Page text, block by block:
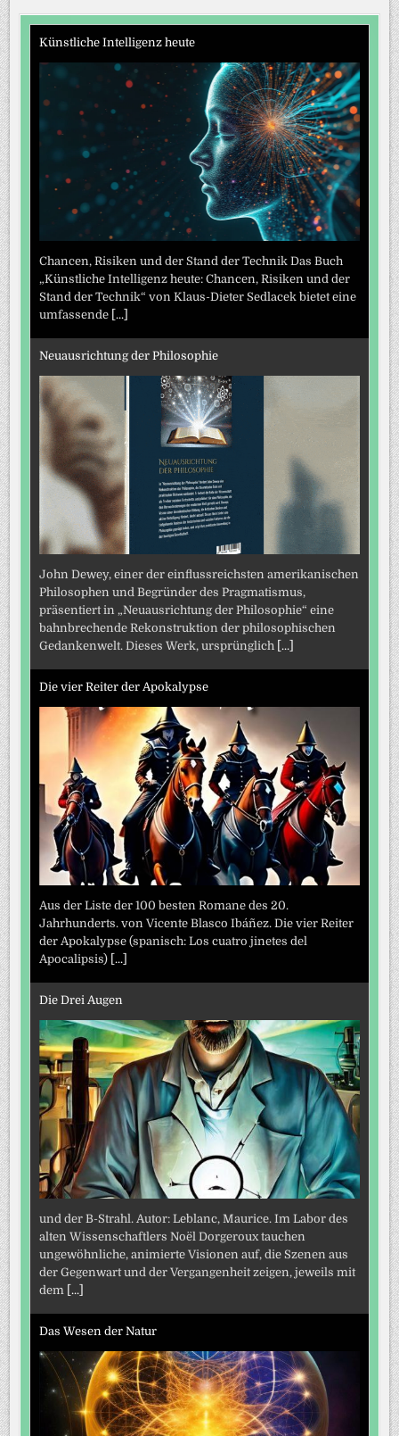
Künstliche Intelligenz heute
Chancen, Risiken und der Stand der Technik Das Buch
„Künstliche Intelligenz heute: Chancen, Risiken und der
Stand der Technik“ von Klaus-Dieter Sedlacek bietet eine
umfassende [...]
Neuausrichtung der Philosophie
John Dewey, einer der einflussreichsten amerikanischen
Philosophen und Begründer des Pragmatismus,
präsentiert in „Neuausrichtung der Philosophie“ eine
bahnbrechende Rekonstruktion der philosophischen
Gedankenwelt. Dieses Werk, ursprünglich
[...]
Die vier Reiter der Apokalypse
Aus der Liste der 100 besten Romane des 20.
Jahrhunderts. von Vicente Blasco Ibáñez. Die vier Reiter
der Apokalypse (spanisch: Los cuatro jinetes del
Apocalipsis) [...]
Die Drei Augen
und der B-Strahl. Autor: Leblanc, Maurice. Im Labor des
alten Wissenschaftlers Noël Dorgeroux tauchen
ungewöhnliche, animierte Visionen auf, die Szenen aus
der Gegenwart und der Vergangenheit zeigen, jeweils mit
dem
[...]
Das Wesen der Natur